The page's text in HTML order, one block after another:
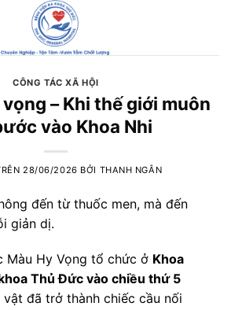
CÔNG TÁC XÃ HỘI
– Khi thế giới muôn
vào Khoa Nhi
28/06/2026 BỞI THANH NGÂN
đến từ thuốc men, mà đến
giản dị.
Màu Hy Vọng tổ chức ở Khoa
Thủ Đức vào chiều thứ 5
đã trở thành chiếc cầu nối